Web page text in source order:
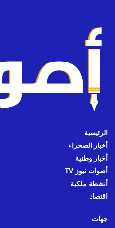
الرئيسية
أخبار الصحراء
أخبار وطنية
أصوات نيوز TV
أنشطة ملكية
اقتصاد
جهات